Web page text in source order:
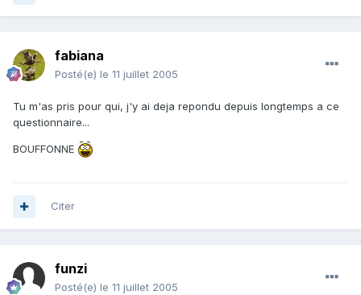
fabiana
Posté(e) le 11 juillet 2005
Tu m'as pris pour qui, j'y ai deja repondu depuis longtemps a ce
questionnaire...
BOUFFONNE
Citer
funzi
Posté(e) le 11 juillet 2005